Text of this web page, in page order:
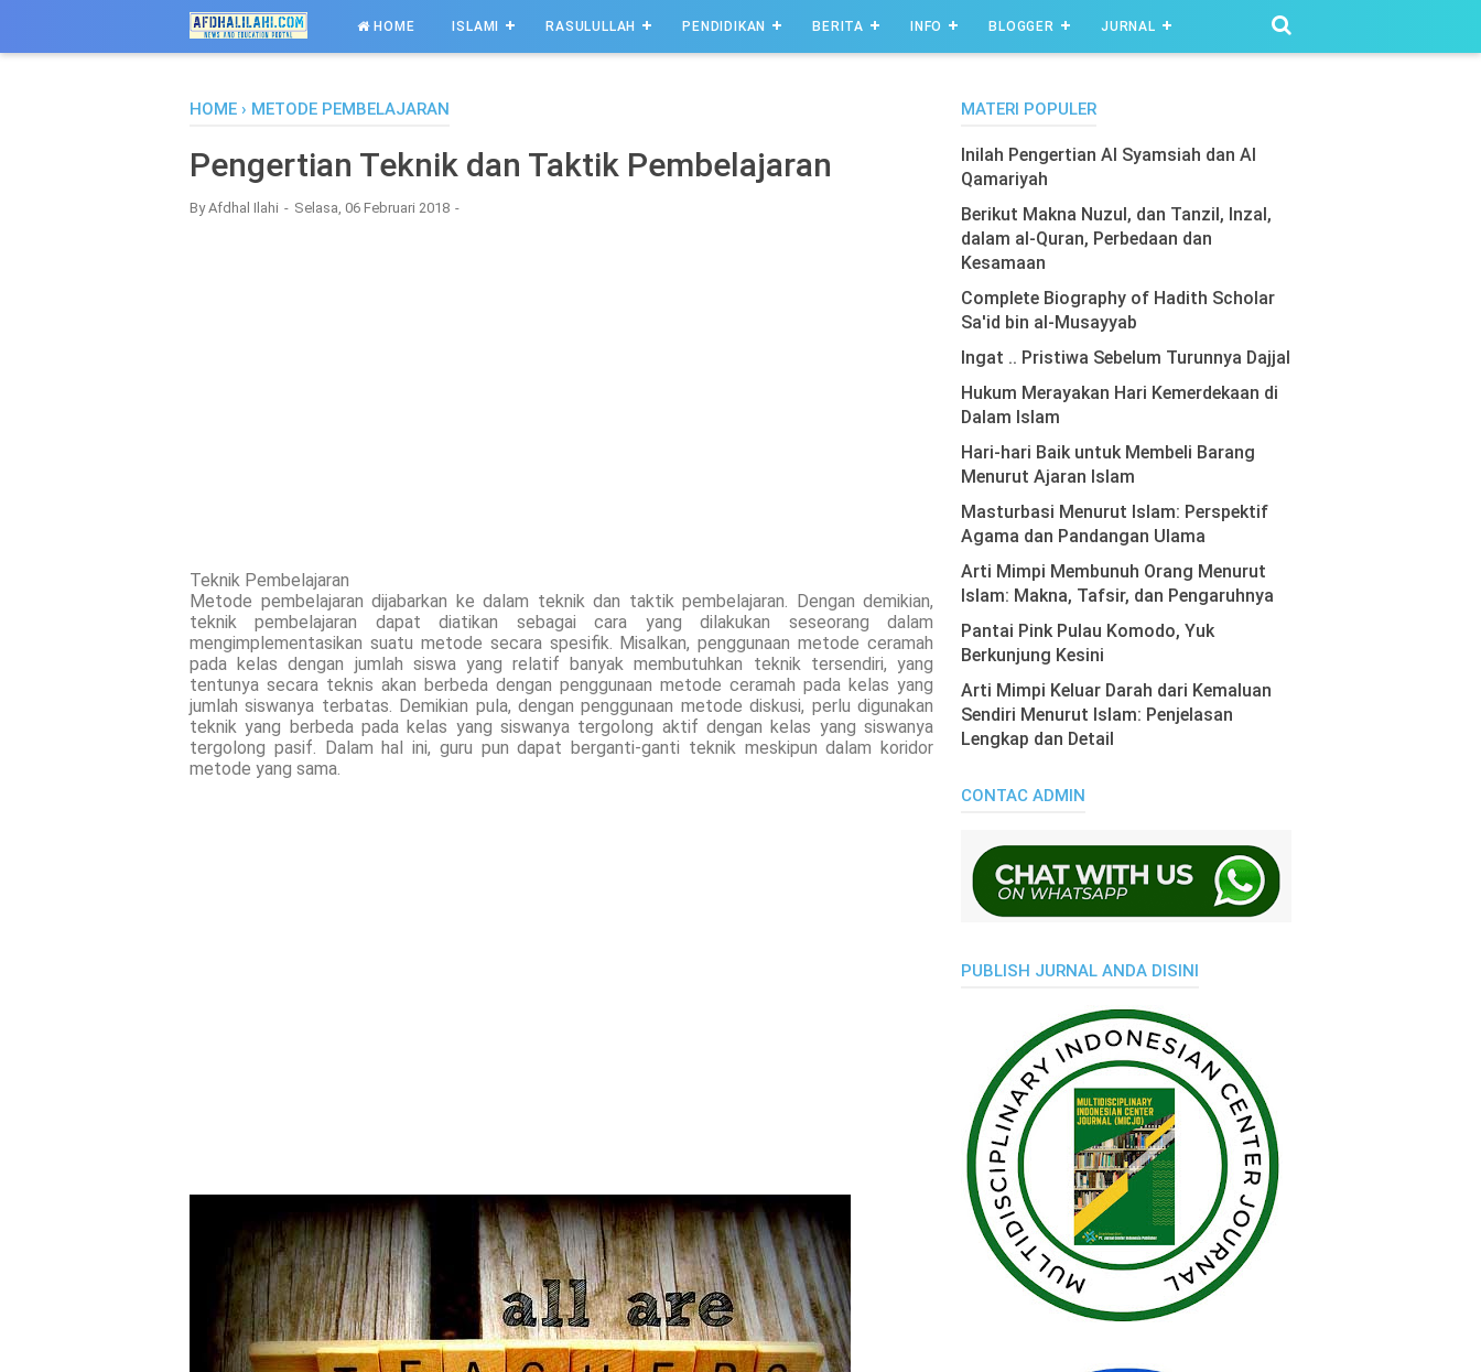
HOME ISLAMI RASULULLAH PENDIDIKAN BERITA INFO BLOGGER JURNAL
HOME › METODE PEMBELAJARAN
Pengertian Teknik dan Taktik Pembelajaran
ByAfdhal Ilahi Selasa, 06 Februari 2018
Teknik Pembelajaran
Metode pembelajaran dijabarkan ke dalam teknik dan taktik pembelajaran. Dengan demikian,
teknik pembelajaran dapat diatikan sebagai cara yang dilakukan seseorang dalam
mengimplementasikan suatu metode secara spesifik. Misalkan, penggunaan metode ceramah
pada kelas dengan jumlah siswa yang relatif banyak membutuhkan teknik tersendiri, yang
tentunya secara teknis akan berbeda dengan penggunaan metode ceramah pada kelas yang
jumlah siswanya terbatas. Demikian pula, dengan penggunaan metode diskusi, perlu digunakan
teknik yang berbeda pada kelas yang siswanya tergolong aktif dengan kelas yang siswanya
tergolong pasif. Dalam hal ini, guru pun dapat berganti-ganti teknik meskipun dalam koridor
metode yang sama.
MATERI POPULER
Inilah Pengertian Al Syamsiah dan Al
Qamariyah
Berikut Makna Nuzul, dan Tanzil, Inzal,
dalam al-Quran, Perbedaan dan
Kesamaan
Complete Biography of Hadith Scholar
Sa'id bin al-Musayyab
Ingat .. Pristiwa Sebelum Turunnya Dajjal
Hukum Merayakan Hari Kemerdekaan di
Dalam Islam
Hari-hari Baik untuk Membeli Barang
Menurut Ajaran Islam
Masturbasi Menurut Islam: Perspektif
Agama dan Pandangan Ulama
Arti Mimpi Membunuh Orang Menurut
Islam: Makna, Tafsir, dan Pengaruhnya
Pantai Pink Pulau Komodo, Yuk
Berkunjung Kesini
Arti Mimpi Keluar Darah dari Kemaluan
Sendiri Menurut Islam: Penjelasan
Lengkap dan Detail
CONTAC ADMIN
PUBLISH JURNAL ANDA DISINI